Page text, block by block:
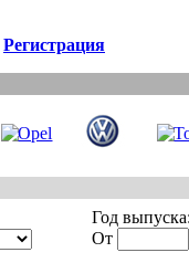
Регистрация
Год
От